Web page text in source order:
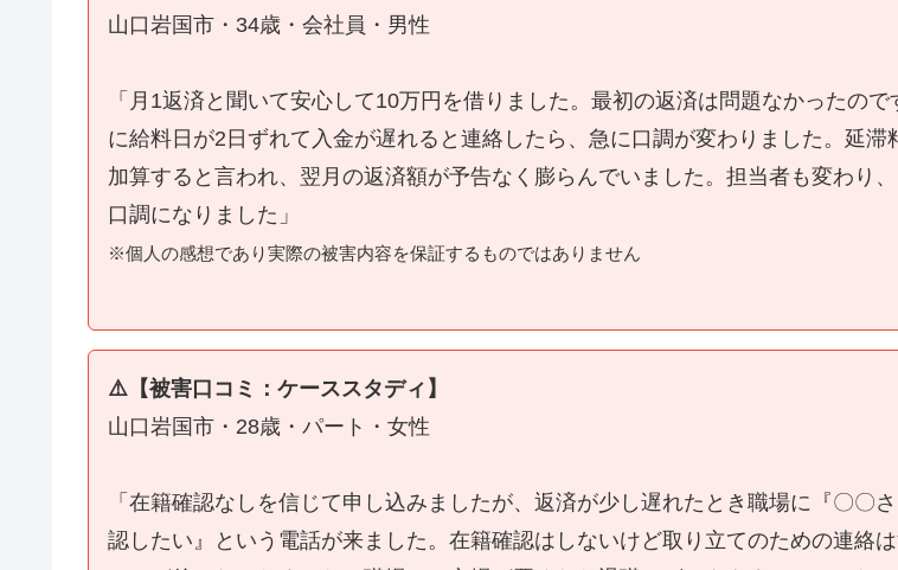
山口岩国市・34歳・会社員・男性
「月1返済と聞いて安心して10万円を借りました。最初の返済は問題なかったので
に給料日が2日ずれて入金が遅れると連絡したら、急に口調が変わりました。延滞
加算すると言われ、翌月の返済額が予告なく膨らんでいました。担当者も変わり
口調になりました」
※個人の感想であり実際の被害内容を保証するものではありません
⚠️【被害口コミ：ケーススタディ】
山口岩国市・28歳・パート・女性
「在籍確認なしを信じて申し込みましたが、返済が少し遅れたとき職場に『〇〇
認したい』という電話が来ました。在籍確認はしないけど取り立てのための連絡